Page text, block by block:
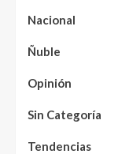
Nacional
Ñuble
Opinión
Sin Categoría
Tendencias